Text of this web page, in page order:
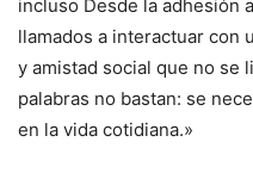
incluso Desde la adhesión
llamados a interactuar con
y amistad social que no se
palabras no bastan: se
en la vida cotidiana.»